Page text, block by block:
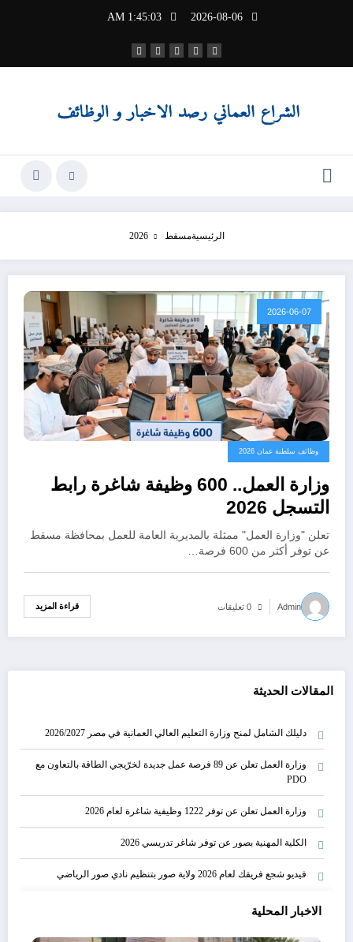
2026-08-06
1:45:04 AM
الرئيسيةمسقط 2026
2026-06-07
وظائف سلطنة عمان 2026
وزارة العمل.. 600 وظيفة شاغرة رابط
التسجل 2026
تعلن "وزارة العمل" ممثلة بالمديرية العامة للعمل بمحافظة مسقط
عن توفر أكثر من 600 فرصة…
Admin 0 تعليقات قراءة المزيد
المقالات الحديثة
دليلك الشامل لمنح وزارة التعليم العالي العمانية في مصر 2026/2027
وزارة العمل تعلن عن 89 فرصة عمل جديدة لخرّيجي الطاقة بالتعاون مع
PDO
وزارة العمل تعلن عن توفر 1222 وظيفية شاغرة لعام 2026
الكلية المهنية بصور عن توفر شاغر تدريسي 2026
فيديو شجع فريقك لعام 2026 ولاية صور بتنظيم نادي صور الرياضي
الاخبار المحلية